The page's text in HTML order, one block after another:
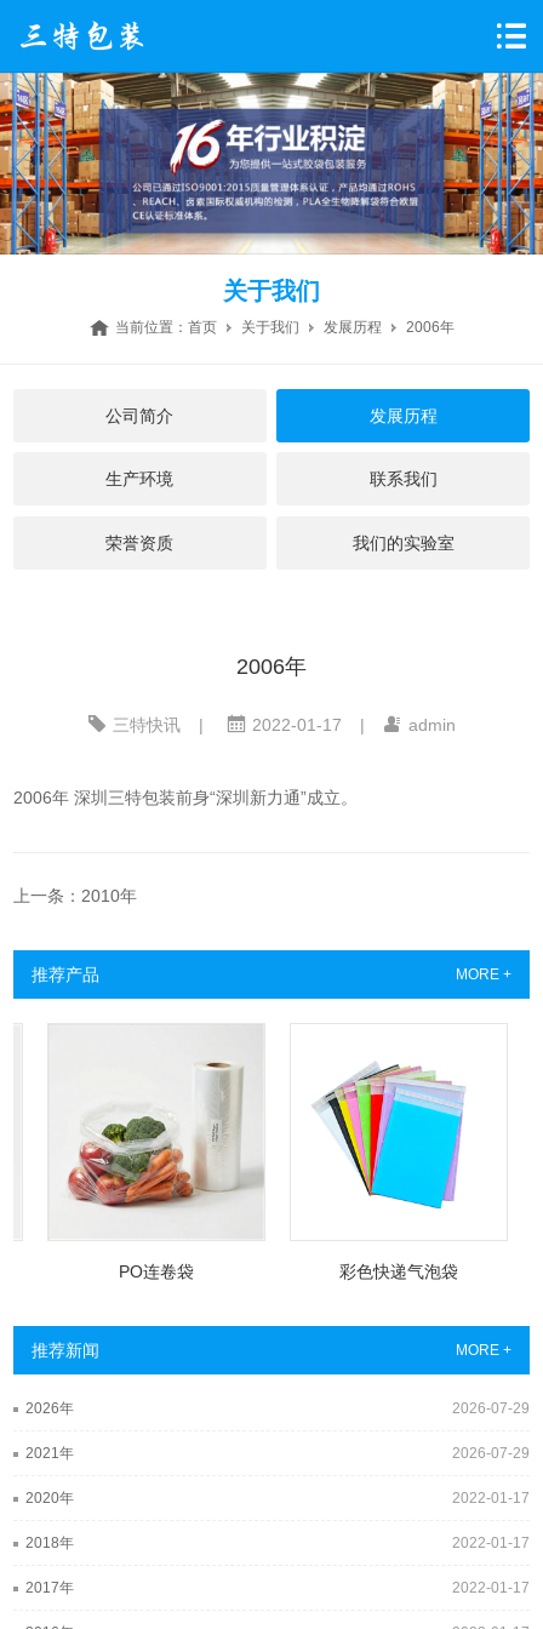
关于我们
当前位置： 首页 关于我们 发展历程 2006年
公司简介 发展历程
生产环境 联系我们
荣誉资质 我们的实验室
2006年
三特快讯 | 2022-01-17 | admin
2006年 深圳三特包装前身“深圳新力通”成立。
上一条：2010年
推荐产品 MORE +
PO连卷袋 彩色快递气泡袋
推荐新闻 MORE +
2026-07-29
2026年
2026-07-29
2021年
2022-01-17
2020年
2022-01-17
2018年
2022-01-17
2017年